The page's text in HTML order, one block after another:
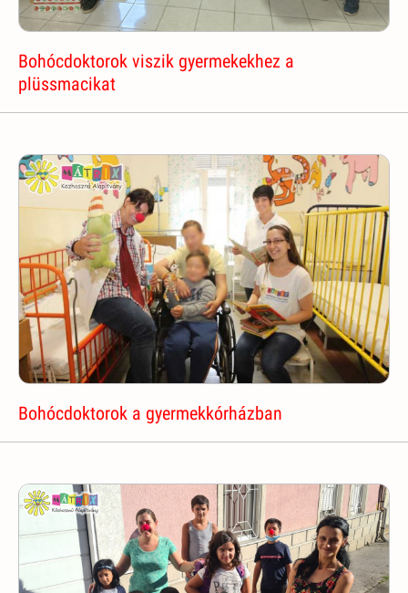
Bohócdoktorok viszik gyermekekhez a
plüssmacikat
Bohócdoktorok a gyermekkórházban